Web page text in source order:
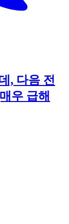
, 다음 전
우 급해